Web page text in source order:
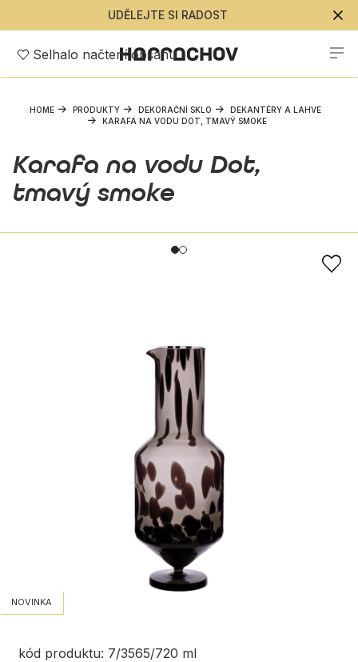
UDĚLEJTE SI RADOST
Selhalo načtení obsahu
HOME PRODUKTY DEKORAČNÍ SKLO
DEKANTÉRY A LAHVE
KARAFA NA VODU DOT, TMAVÝ SMOKE
Karafa na vodu Dot,
tmavý smoke
NOVINKA
kód produktu: 7/3565/720 ml